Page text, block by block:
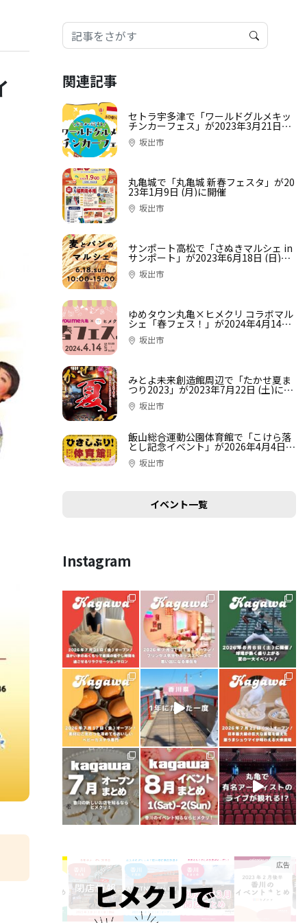
関連記事
セトラ宇多津で「ワールドグルメキッ
チンカーフェス」が2023年3月21日
(火・祝)に開催
坂出市
丸亀城で「丸亀城 新春フェスタ」が20
23年1月9日 (月)に開催
坂出市
サンポート高松で「さぬきマルシェ in
サンポート」が2023年6月18日 (日)に
開催坂出市
ゆめタウン丸亀×ヒメクリ コラボマル
シェ「春フェス！」が2024年4月14日
(日)に開催決定！
坂出市
みとよ未来創造館周辺で「たかせ夏ま
つり2023」が2023年7月22日 (土)に開
催 坂出市
飯山総合運動公園体育館で「こけら落
とし記念イベント」が2026年4月4日
(土)に開催
坂出市
イベント一覧
Instagram